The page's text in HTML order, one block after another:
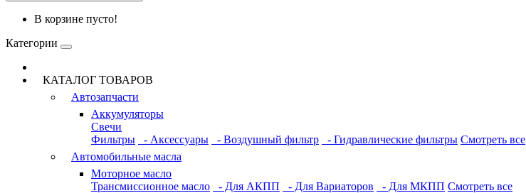
В корзине пусто!
Категории
КАТАЛОГ ТОВАРОВ
Автозапчасти
Аккумуляторы
Свечи
Фильтры
- Аксессуары - Воздушный фильтр - Гидравлические фильтры Смотреть все
Автомобильные масла
Моторное масло
Трансмиссионное масло
- Для АКПП - Для Вариаторов - Для МКПП Смотреть все